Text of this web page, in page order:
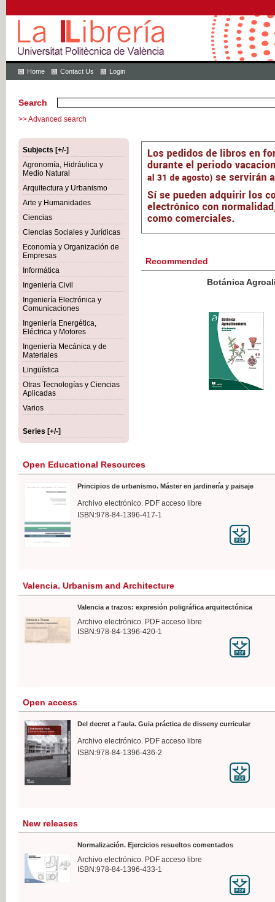
Home Contact Us Login
Search
>> Advanced search
Subjects [+/-]
Agronomía, Hidráulica y
Medio Natural
Arquitectura y Urbanismo
Arte y Humanidades
Ciencias
Ciencias Sociales y Jurídicas
Economía y Organización de
Empresas
Informática
Ingeniería Civil
Ingeniería Electrónica y
Comunicaciones
Ingeniería Energética,
Eléctrica y Motores
Ingeniería Mecánica y de
Materiales
Lingüística
Otras Tecnologías y Ciencias
Aplicadas
Varios
Series [+/-]
Recommended
Botánica Agroalimentaria
VAT
Open Educational Resources
Principios de urbanismo. Máster en jardinería y paisaje
Archivo electrónico. PDF acceso libre
ISBN:978-84-1396-417-1
Valencia. Urbanism and Architecture
Valencia a trazos: expresión poligráfica arquitectónica
Archivo electrónico. PDF acceso libre
ISBN:978-84-1396-420-1
Open access
Del decret a l'aula. Guia práctica de disseny curricular
Archivo electrónico. PDF acceso libre
ISBN:978-84-1396-436-2
New releases
Normalización. Ejercicios resueltos comentados
Archivo electrónico. PDF acceso libre
ISBN:978-84-1396-433-1